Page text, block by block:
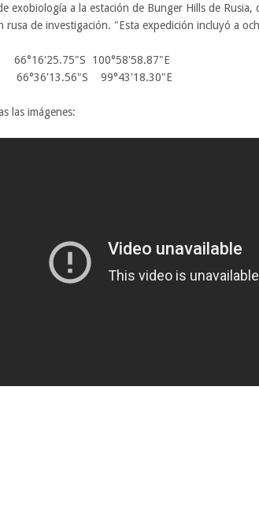
exobiología a la estación de Bunger Hills de
rusa de investigación. "Esta expedición incluyó a
66°16'25.75"S 100°58'58.87"E
99°43'18.30"E
las imágenes: